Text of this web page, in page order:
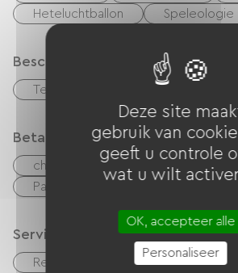
Heteluchtballon
Speleologie
Beschrijving
Terras
Betaalmethoden
checks
Paypal
Services
Restaurant Lakens en linnen
Deze site
gebruik van
geeft u controle
wat u wilt
OK, accepteer alle
Personaliseer